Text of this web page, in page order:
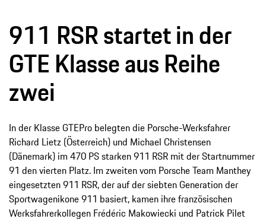
911 RSR startet in der
GTE Klasse aus Reihe
zwei
In der Klasse GTEPro belegten die Porsche-Werksfahrer
Richard Lietz (Österreich) und Michael Christensen
(Dänemark) im 470 PS starken 911 RSR mit der Startnummer
91 den vierten Platz. Im zweiten vom Porsche Team Manthey
eingesetzten 911 RSR, der auf der siebten Generation der
Sportwagenikone 911 basiert, kamen ihre französischen
Werksfahrerkollegen Frédéric Makowiecki und Patrick Pilet